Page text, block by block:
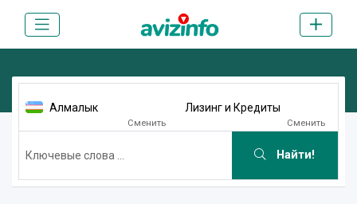
Алмалык
Сменить
Лизинг и Кредиты
Сменить
Найти!